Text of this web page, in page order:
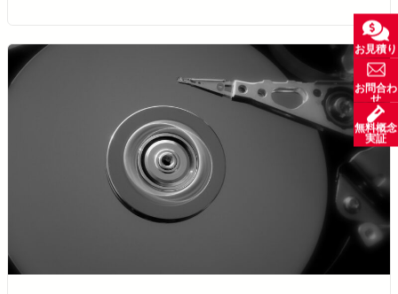
お見積り
お問合わ
せ
無料概念
実証